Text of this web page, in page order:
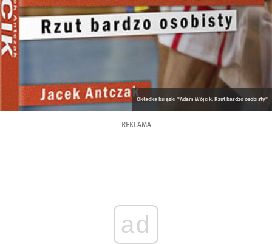
Okładka książki "Adam Wójcik. Rzut bardzo osobisty"
REKLAMA
ad